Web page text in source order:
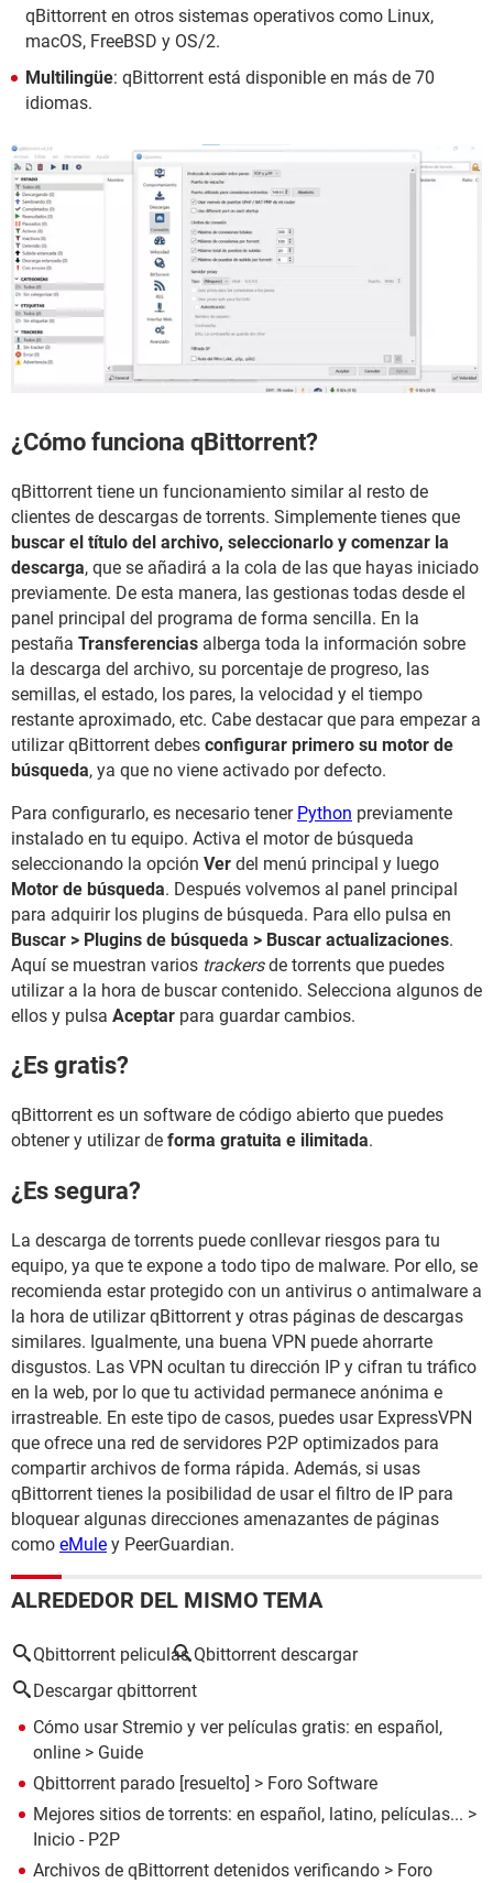
qBittorrent en otros sistemas operativos como Linux,
macOS, FreeBSD y OS/2.
Multilingüe: qBittorrent está disponible en más de 70
idiomas.
¿Cómo funciona qBittorrent?
qBittorrent tiene un funcionamiento similar al resto de
clientes de descargas de torrents. Simplemente tienes que
buscar el título del archivo, seleccionarlo y comenzar la
descarga, que se añadirá a la cola de las que hayas iniciado
previamente. De esta manera, las gestionas todas desde el
panel principal del programa de forma sencilla. En la
pestaña Transferencias alberga toda la información sobre
la descarga del archivo, su porcentaje de progreso, las
semillas, el estado, los pares, la velocidad y el tiempo
restante aproximado, etc. Cabe destacar que para empezar a
utilizar qBittorrent debes configurar primero su motor de
búsqueda, ya que no viene activado por defecto.
Para configurarlo, es necesario tener Python previamente
instalado en tu equipo. Activa el motor de búsqueda
seleccionando la opción Ver del menú principal y luego
Motor de búsqueda. Después volvemos al panel principal
para adquirir los plugins de búsqueda. Para ello pulsa en
Buscar > Plugins de búsqueda > Buscar actualizaciones.
Aquí se muestran varios trackersde torrents que puedes
utilizar a la hora de buscar contenido. Selecciona algunos de
ellos y pulsa Aceptar para guardar cambios.
¿Es gratis?
qBittorrent es un software de código abierto que puedes
obtener y utilizar de forma gratuita e ilimitada.
¿Es segura?
La descarga de torrents puede conllevar riesgos para tu
equipo, ya que te expone a todo tipo de malware. Por ello, se
recomienda estar protegido con un antivirus o antimalware a
la hora de utilizar qBittorrent y otras páginas de descargas
similares. Igualmente, una buena VPN puede ahorrarte
disgustos. Las VPN ocultan tu dirección IP y cifran tu tráfico
en la web, por lo que tu actividad permanece anónima e
irrastreable. En este tipo de casos, puedes usar ExpressVPN
que ofrece una red de servidores P2P optimizados para
compartir archivos de forma rápida. Además, si usas
qBittorrent tienes la posibilidad de usar el filtro de IP para
bloquear algunas direcciones amenazantes de páginas
como eMule y PeerGuardian.
ALREDEDOR DEL MISMO TEMA
Qbittorrent peliculas Qbittorrent descargar
Descargar qbittorrent
Cómo usar Stremio y ver películas gratis: en español,
online > Guide
Qbittorrent parado [resuelto] > Foro Software
Mejores sitios de torrents: en español, latino, películas... >
Inicio - P2P
Archivos de qBittorrent detenidos verificando > Foro